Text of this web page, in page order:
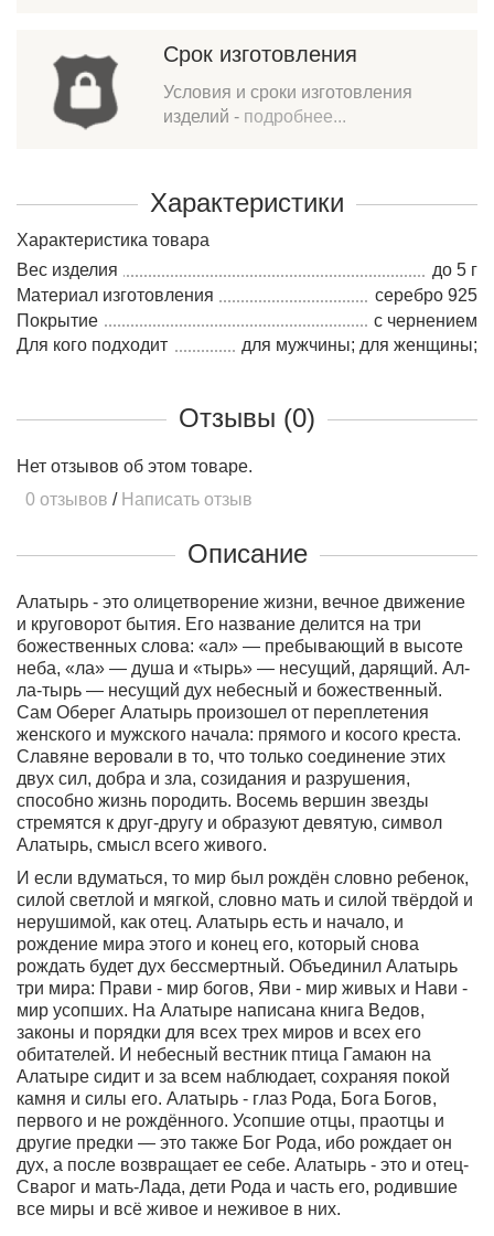
Срок изготовления
Условия и сроки изготовления
изделий - подробнее...
Характеристики
Характеристика товара
Вес изделия
до 5 г
Материал изготовления
серебро 925
Покрытие
с чернением
Для кого подходит
для мужчины; для женщины;
Отзывы (0)
Нет отзывов об этом товаре.
0 отзывов / Написать отзыв
Описание
Алатырь - это олицетворение жизни, вечное движение
и круговорот бытия. Его название делится на три
божественных слова: «ал» — пребывающий в высоте
неба, «ла» — душа и «тырь» — несущий, дарящий. Ал-
ла-тырь — несущий дух небесный и божественный.
Сам Оберег Алатырь произошел от переплетения
женского и мужского начала: прямого и косого креста.
Славяне веровали в то, что только соединение этих
двух сил, добра и зла, созидания и разрушения,
способно жизнь породить. Восемь вершин звезды
стремятся к друг-другу и образуют девятую, символ
Алатырь, смысл всего живого.
И если вдуматься, то мир был рождён словно ребенок,
силой светлой и мягкой, словно мать и силой твёрдой и
нерушимой, как отец. Алатырь есть и начало, и
рождение мира этого и конец его, который снова
рождать будет дух бессмертный. Объединил Алатырь
три мира: Прави - мир богов, Яви - мир живых и Нави -
мир усопших. На Алатыре написана книга Ведов,
законы и порядки для всех трех миров и всех его
обитателей. И небесный вестник птица Гамаюн на
Алатыре сидит и за всем наблюдает, сохраняя покой
камня и силы его. Алатырь - глаз Рода, Бога Богов,
первого и не рождённого. Усопшие отцы, праотцы и
другие предки — это также Бог Рода, ибо рождает он
дух, а после возвращает ее себе. Алатырь - это и отец-
Сварог и мать-Лада, дети Рода и часть его, родившие
все миры и всё живое и неживое в них.